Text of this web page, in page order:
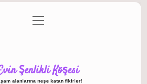
Gizlilik Politikası
menüyü
aç
Şenlikli Köşesi
alanlarına neşe katan fikirler!